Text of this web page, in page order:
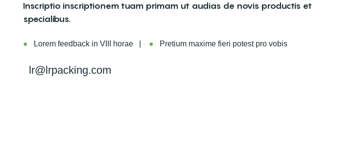
Inscriptio inscriptionem tuam primam ut audias de novis productis et
specialibus.
● Lorem feedback in VIII horae | ● Pretium maxime fieri potest pro vobis
lr@lrpacking.com